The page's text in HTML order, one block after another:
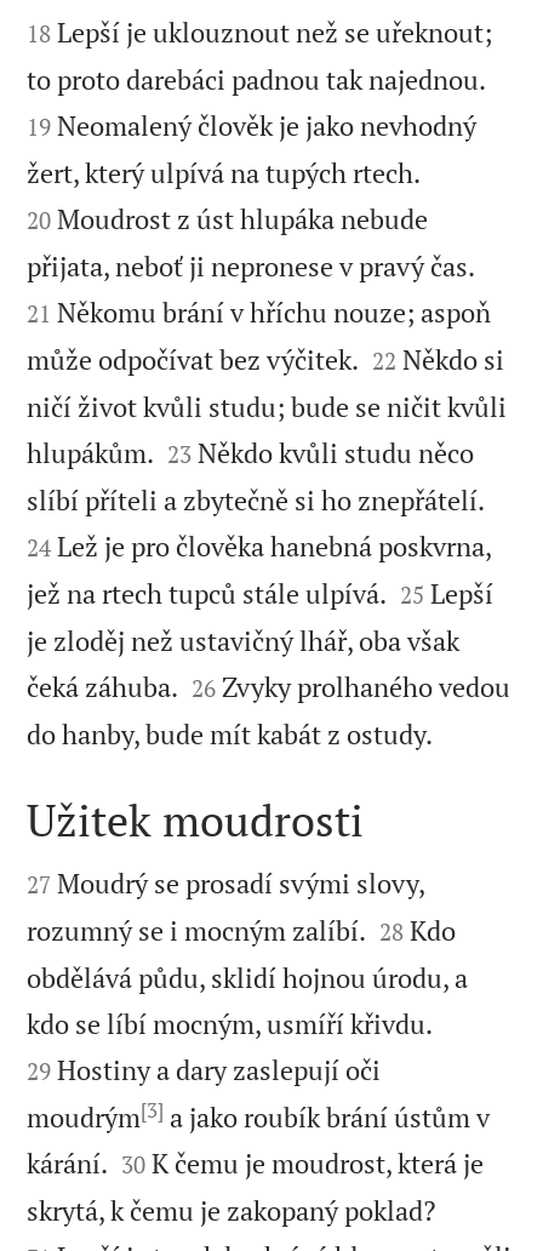


18 Lepší je uklouznout než se uřeknout;
to proto darebáci padnou tak najednou.
19 Neomalený člověk je jako nevhodný
žert, který ulpívá na tupých rtech.
20 Moudrost z úst hlupáka nebude
přijata, neboť ji nepronese v pravý čas.
21 Někomu brání v hříchu nouze; aspoň
může odpočívat bez výčitek. 

22 Někdo si
ničí život kvůli studu; bude se ničit kvůli
hlupákům. 

23 Někdo kvůli studu něco
slíbí příteli a zbytečně si ho znepřátelí.
24 Lež je pro člověka hanebná poskvrna,
jež na rtech tupců stále ulpívá. 

25 Lepší
je zloděj než ustavičný lhář, oba však
čeká záhuba. 

26 Zvyky prolhaného vedou
do hanby, bude mít kabát z ostudy.

Užitek moudrosti

27 Moudrý se prosadí svými slovy,
rozumný se i mocným zalíbí. 

28 Kdo
obdělává půdu, sklidí hojnou úrodu, a
kdo se líbí mocným, usmíří křivdu.
29 Hostiny a dary zaslepují oči
moudrým[3] a jako roubík brání ústům v
kárání. 

30 K čemu je moudrost, která je
skrytá, k čemu je zakopaný poklad?